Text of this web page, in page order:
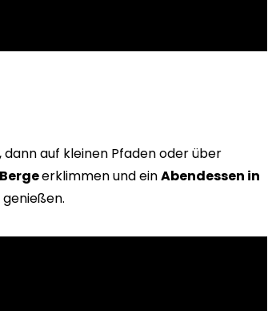
dann auf kleinen Pfaden oder über
Bergeerklimmen und einAbendessen in